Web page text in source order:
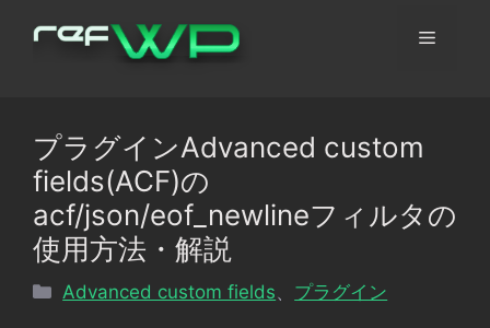
メ
ー
プラグインAdvanced custom
fields(ACF)の
acf/json/eof_newlineフィルタの
使用方法・解説
カ
Advanced custom fields プラグイン